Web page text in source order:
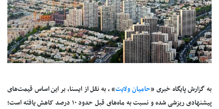
به گزارش پایگاه خبری «حامیان ولایت» ، به نقل از ایسنا، بر این اساس قیمت‌های
پیشنهادی ریزشی شده و نسبت به ماه‌های قبل حدود ۱۰ درصد کاهش یافته است؛